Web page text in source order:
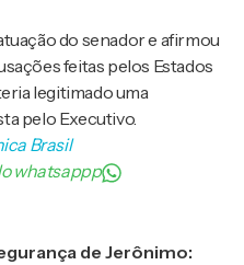
do senador e afirmou
feitas pelos Estados
legitimado uma
pelo Executivo.
Brasil
whatsappp
de Jerônimo: